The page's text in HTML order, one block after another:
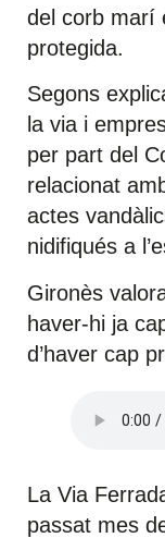
del corb marí
protegida.
Segons
la via i
per part del
relacionat
actes
nidifiqués a
Gironès
haver-hi ja
d’haver cap
La Via
passat mes